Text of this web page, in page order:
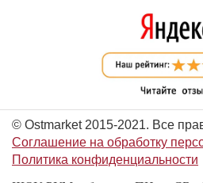
© Ostmarket 2015-2021. Все
Соглашение на обработку
Политика конфиденциальности